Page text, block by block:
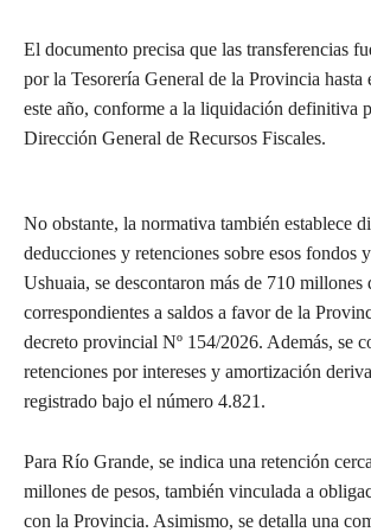
El documento precisa que las transferencias
por la Tesorería General de la Provincia hasta
este año, conforme a la liquidación definitiva
Dirección General de Recursos Fiscales.
No obstante, la normativa también establece
deducciones y retenciones sobre esos fondos
Ushuaia, se descontaron más de 710 millones
correspondientes a saldos a favor de la
decreto provincial Nº 154/2026. Además, se
retenciones por intereses y amortización
registrado bajo el número 4.821.
Para Río Grande, se indica una retención
millones de pesos, también vinculada a
con la Provincia. Asimismo, se detalla una